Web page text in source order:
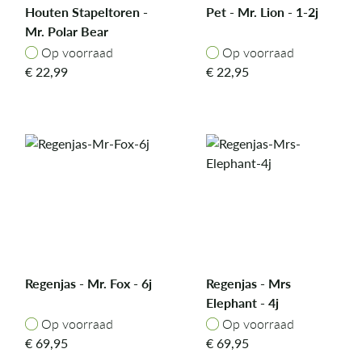
Houten Stapeltoren -
Mr. Polar Bear
Op voorraad
Op voorraad
€22,99
Pet - Mr. Lion - 1-2j
Op voorraad
Op voorraad
€22,95
Regenjas - Mr. Fox - 6j
Op voorraad
Op voorraad
€69,95
Regenjas - Mrs
Elephant - 4j
Op voorraad
Op voorraad
€69,95